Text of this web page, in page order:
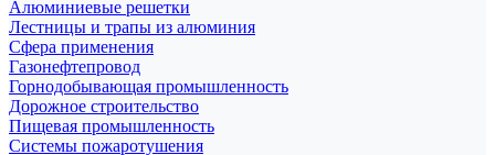
Алюминиевые решетки
Лестницы и трапы из алюминия
Сфера применения
Газонефтепровод
Горнодобывающая промышленность
Дорожное строительство
Пищевая промышленность
Системы пожаротушения